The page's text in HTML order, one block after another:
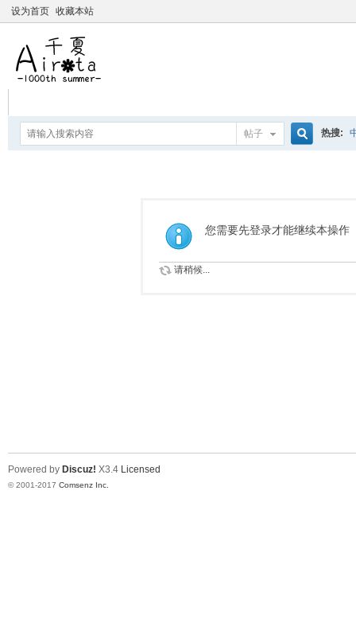
设为首页 收藏本站
帖子
索
热搜:
您需要先登录才能继续本操作
请稍候...
Powered by Discuz! X3.4 Licensed
© 2001-2017 Comsenz Inc.